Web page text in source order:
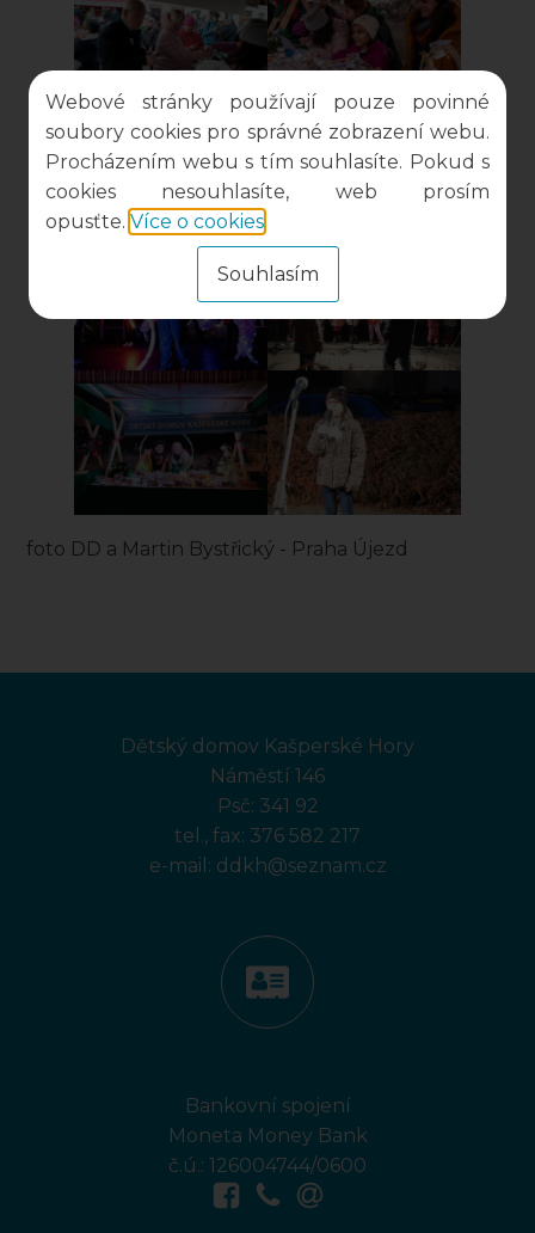
foto DD a Martin Bystřický - Praha Újezd
Dětský domov Kašperské Hory
Náměstí 146
Psč: 341 92
tel., fax: 376 582 217
e-mail: ddkh@seznam.cz
Bankovní spojení
Moneta Money Bank
č.ú.: 126004744/0600
Webové stránky používají pouze povinné
soubory cookies pro správné zobrazení webu.
Procházením webu s tím souhlasíte. Pokud s
cookies nesouhlasíte, web prosím
opusťte. Více o cookies
Souhlasím